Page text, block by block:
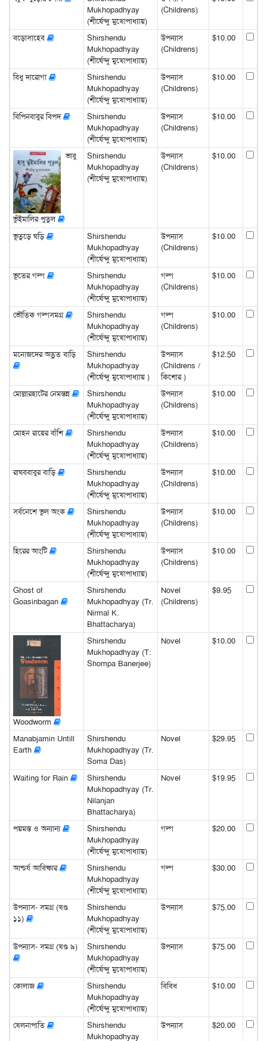
Mukhopadhyay
(শীর্ষেন্দু মুখোপাধ্যায়)
(Childrens)
বড়োসাহেব
Shirshendu
Mukhopadhyay
(শীর্ষেন্দু মুখোপাধ্যায়)
উপন্যাস
(Childrens)
$10.00
বিধু দারোগা
Shirshendu
Mukhopadhyay
(শীর্ষেন্দু মুখোপাধ্যায়)
উপন্যাস
(Childrens)
$10.00
বিপিনবাবুর বিপদ
Shirshendu
Mukhopadhyay
(শীর্ষেন্দু মুখোপাধ্যায়)
উপন্যাস
(Childrens)
$10.00
ভাবু
ভুঁইমালির পুতুল
Shirshendu
Mukhopadhyay
(শীর্ষেন্দু মুখোপাধ্যায়)
উপন্যাস
(Childrens)
$10.00
ভূতুড়ে ঘড়ি
Shirshendu
Mukhopadhyay
(শীর্ষেন্দু মুখোপাধ্যায়)
উপন্যাস
(Childrens)
$10.00
ভূতের গল্প
Shirshendu
Mukhopadhyay
(শীর্ষেন্দু মুখোপাধ্যায়)
গল্প
(Childrens)
$10.00
ভৌতিক গল্পসমগ্র
Shirshendu
Mukhopadhyay
(শীর্ষেন্দু মুখোপাধ্যায়)
গল্প
(Childrens)
$10.00
মনোজদের অদ্ভুত বাড়ি
Shirshendu
Mukhopadhyay
(শীর্ষেন্দু মুখোপাধ্যায় )
উপন্যাস
(Childrens /
কিশোর )
$12.50
মোল্লারহাটের নেমন্তন্ন
Shirshendu
Mukhopadhyay
(শীর্ষেন্দু মুখোপাধ্যায়)
উপন্যাস
(Childrens)
$10.00
মোহন রায়ের বাঁশি
Shirshendu
Mukhopadhyay
(শীর্ষেন্দু মুখোপাধ্যায়)
উপন্যাস
(Childrens)
$10.00
রাঘববাবুর বাড়ি
Shirshendu
Mukhopadhyay
(শীর্ষেন্দু মুখোপাধ্যায়)
উপন্যাস
(Childrens)
$10.00
সর্বনেশে ভুল অংক
Shirshendu
Mukhopadhyay
(শীর্ষেন্দু মুখোপাধ্যায়)
উপন্যাস
(Childrens)
$10.00
হিরের আংটি
Shirshendu
Mukhopadhyay
(শীর্ষেন্দু মুখোপাধ্যায়)
উপন্যাস
(Childrens)
$10.00
Ghost of
Goasinbagan
Shirshendu
Mukhopadhyay (Tr.
Nirmal K.
Bhattacharya)
Novel
(Childrens)
$9.95
Woodworm
Shirshendu
Mukhopadhyay (T:
Shompa Banerjee)
Novel $10.00
Manabjamin Untill
Earth
Shirshendu
Mukhopadhyay (Tr.
Soma Das)
Novel $29.95
Waiting for Rain
Shirshendu
Mukhopadhyay (Tr.
Nilanjan
Bhattacharya)
Novel $19.95
পয়মন্ত ও অন্যান্য
Shirshendu
Mukhopadhyay
(শীর্ষেন্দু মুখোপাধ্যায়)
গল্প $20.00
আশ্চর্য আবিষ্কার
Shirshendu
Mukhopadhyay
(শীর্ষেন্দু মুখোপাধ্যায়)
গল্প $30.00
উপন্যাস- সমগ্র (খণ্ড
১১)
Shirshendu
Mukhopadhyay
(শীর্ষেন্দু মুখোপাধ্যায়)
উপন্যাস $75.00
উপন্যাস- সমগ্র (খণ্ড ৯)
Shirshendu
Mukhopadhyay
(শীর্ষেন্দু মুখোপাধ্যায়)
উপন্যাস $75.00
কোলাজ
Shirshendu
Mukhopadhyay
(শীর্ষেন্দু মুখোপাধ্যায়)
বিবিধ $10.00
খেলনাপাতি
Shirshendu
Mukhopadhyay
উপন্যাস $20.00